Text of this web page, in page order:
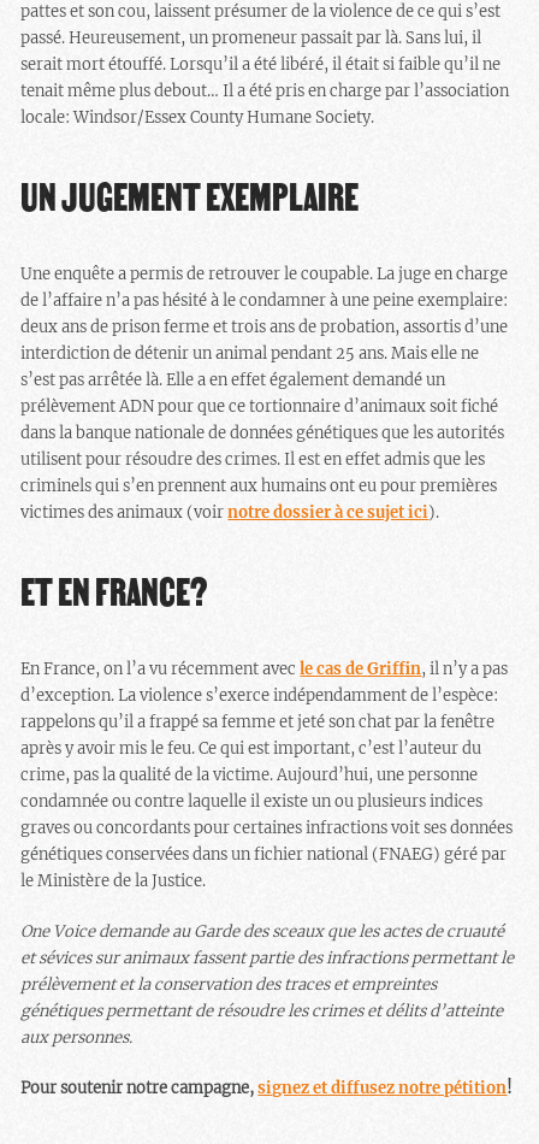
pattes et son cou, laissent présumer de la violence de ce qui s’est
passé. Heureusement, un promeneur passait par là. Sans lui, il
serait mort étouffé. Lorsqu’il a été libéré, il était si faible qu’il ne
tenait même plus debout… Il a été pris en charge par l’association
locale: Windsor/Essex County Humane Society.
UN JUGEMENT EXEMPLAIRE
Une enquête a permis de retrouver le coupable. La juge en charge
de l’affaire n’a pas hésité à le condamner à une peine exemplaire:
deux ans de prison ferme et trois ans de probation, assortis d’une
interdiction de détenir un animal pendant 25 ans. Mais elle ne
s’est pas arrêtée là. Elle a en effet également demandé un
prélèvement ADN pour que ce tortionnaire d’animaux soit fiché
dans la banque nationale de données génétiques que les autorités
utilisent pour résoudre des crimes. Il est en effet admis que les
criminels qui s’en prennent aux humains ont eu pour premières
victimes des animaux (voirnotre dossier à ce sujet ici).
ET EN FRANCE?
En France, on l’a vu récemment avecle cas de Griffin, il n’y a pas
d’exception. La violence s’exerce indépendamment de l’espèce:
rappelons qu’il a frappé sa femme et jeté son chat par la fenêtre
après y avoir mis le feu. Ce qui est important, c’est l’auteur du
crime, pas la qualité de la victime. Aujourd’hui, une personne
condamnée ou contre laquelle il existe un ou plusieurs indices
graves ou concordants pour certaines infractions voit ses données
génétiques conservées dans un fichier national (FNAEG) géré par
le Ministère de la Justice.
One Voice demande au Garde des sceaux que les actes de cruauté
et sévices sur animaux fassent partie des infractions permettant le
prélèvement et la conservation des traces et empreintes
génétiques permettant de résoudre les crimes et délits d’atteinte
aux personnes.
Pour soutenir notre campagne,signez et diffusez notre pétition!